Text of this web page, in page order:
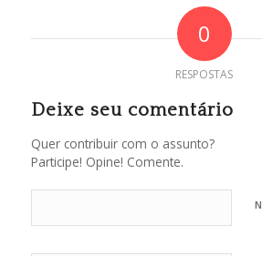
0
RESPOSTAS
Deixe seu comentário
Quer contribuir com o assunto?
Participe! Opine! Comente.